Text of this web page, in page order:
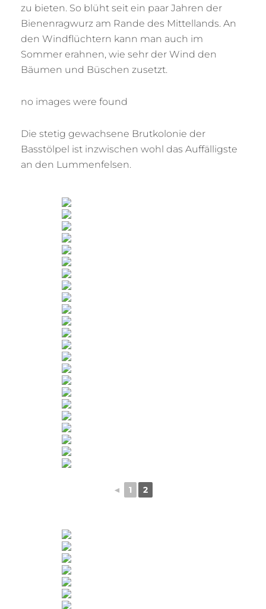
zu bieten. So blüht seit ein paar Jahren der
Bienenragwurz am Rande des Mittellands. An
den Windflüchtern kann man auch im
Sommer erahnen, wie sehr der Wind den
Bäumen und Büschen zusetzt.
no images were found
Die stetig gewachsene Brutkolonie der
Basstölpel ist inzwischen wohl das Auffälligste
an den Lummenfelsen.
◄ 1 2